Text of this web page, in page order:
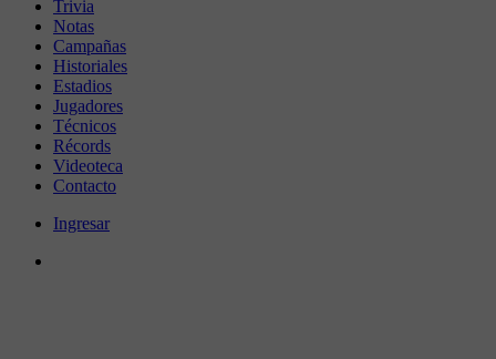
Trivia
Notas
Campañas
Historiales
Estadios
Jugadores
Técnicos
Récords
Videoteca
Contacto
Ingresar